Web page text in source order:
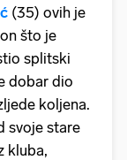
(35) ovih je
što je
splitski
dobar dio
koljena.
svoje stare
kluba,